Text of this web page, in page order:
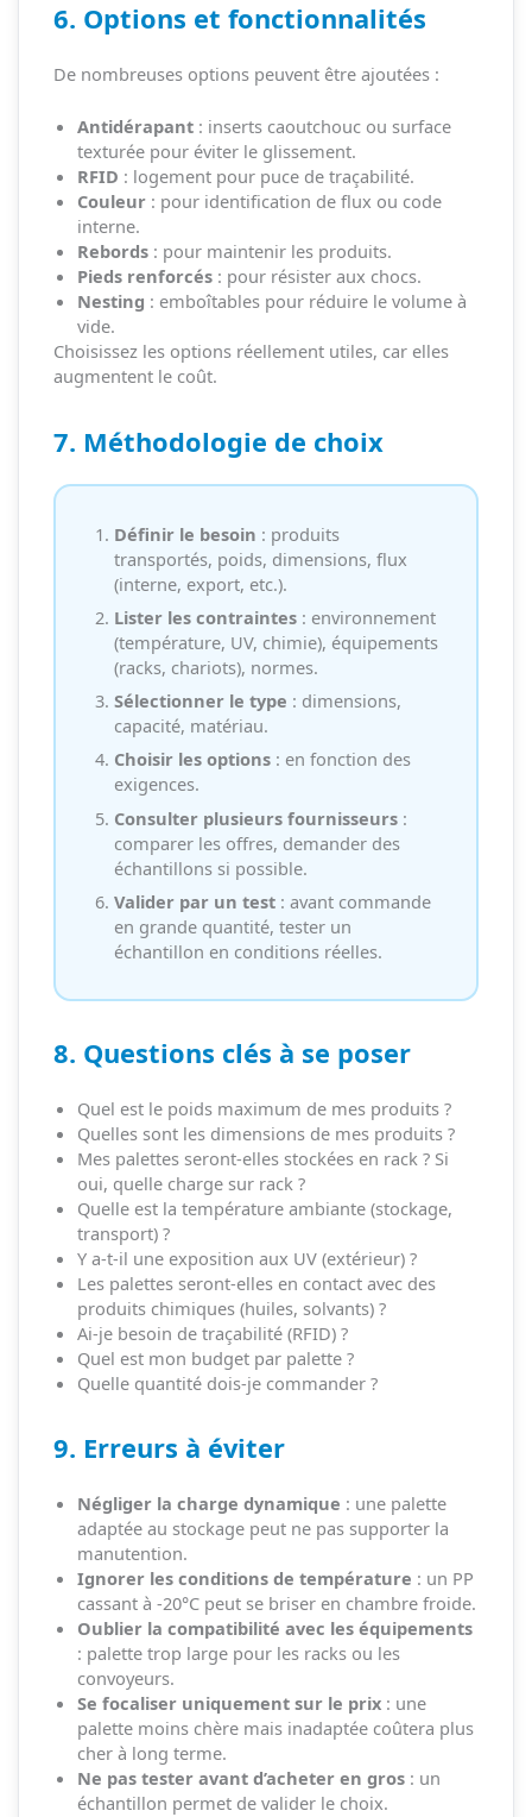
6. Options et fonctionnalités
De nombreuses options peuvent être ajoutées :
Antidérapant: inserts caoutchouc ou surface
texturée pour éviter le glissement.
RFID : logement pour puce de traçabilité.
Couleur: pour identification de flux ou code
interne.
Rebords: pour maintenir les produits.
Pieds renforcés: pour résister aux chocs.
Nesting : emboîtables pour réduire le volume à
vide.
Choisissez les options réellement utiles, car elles
augmentent le coût.
7. Méthodologie de choix
Définir le besoin : produits
transportés, poids, dimensions, flux
(interne, export, etc.).
Lister les contraintes: environnement
(température, UV, chimie), équipements
(racks, chariots), normes.
Sélectionner le type : dimensions,
capacité, matériau.
Choisir les options: en fonction des
exigences.
Consulter plusieurs fournisseurs:
comparer les offres, demander des
échantillons si possible.
Valider par un test: avant commande
en grande quantité, tester un
échantillon en conditions réelles.
8. Questions clés à se poser
Quel est le poids maximum de mes produits ?
Quelles sont les dimensions de mes produits ?
Mes palettes seront-elles stockées en rack ? Si
oui, quelle charge sur rack ?
Quelle est la température ambiante (stockage,
transport) ?
Y a-t-il une exposition aux UV (extérieur) ?
Les palettes seront-elles en contact avec des
produits chimiques (huiles, solvants) ?
Ai-je besoin de traçabilité (RFID) ?
Quel est mon budget par palette ?
Quelle quantité dois-je commander ?
9. Erreurs à éviter
Négliger la charge dynamique : une palette
adaptée au stockage peut ne pas supporter la
manutention.
Ignorer les conditions de température : un PP
cassant à -20°C peut se briser en chambre froide.
Oublier la compatibilité avec les équipements
: palette trop large pour les racks ou les
convoyeurs.
Se focaliser uniquement sur le prix: une
palette moins chère mais inadaptée coûtera plus
cher à long terme.
Ne pas tester avant d’acheter en gros: un
échantillon permet de valider le choix.